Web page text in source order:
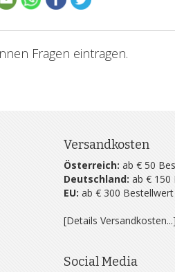
Fragen eintragen.
Versandkosten
Österreich: ab € 50
Deutschland: ab € 150
EU: ab € 300
[Details Versandkosten...]
Social Media